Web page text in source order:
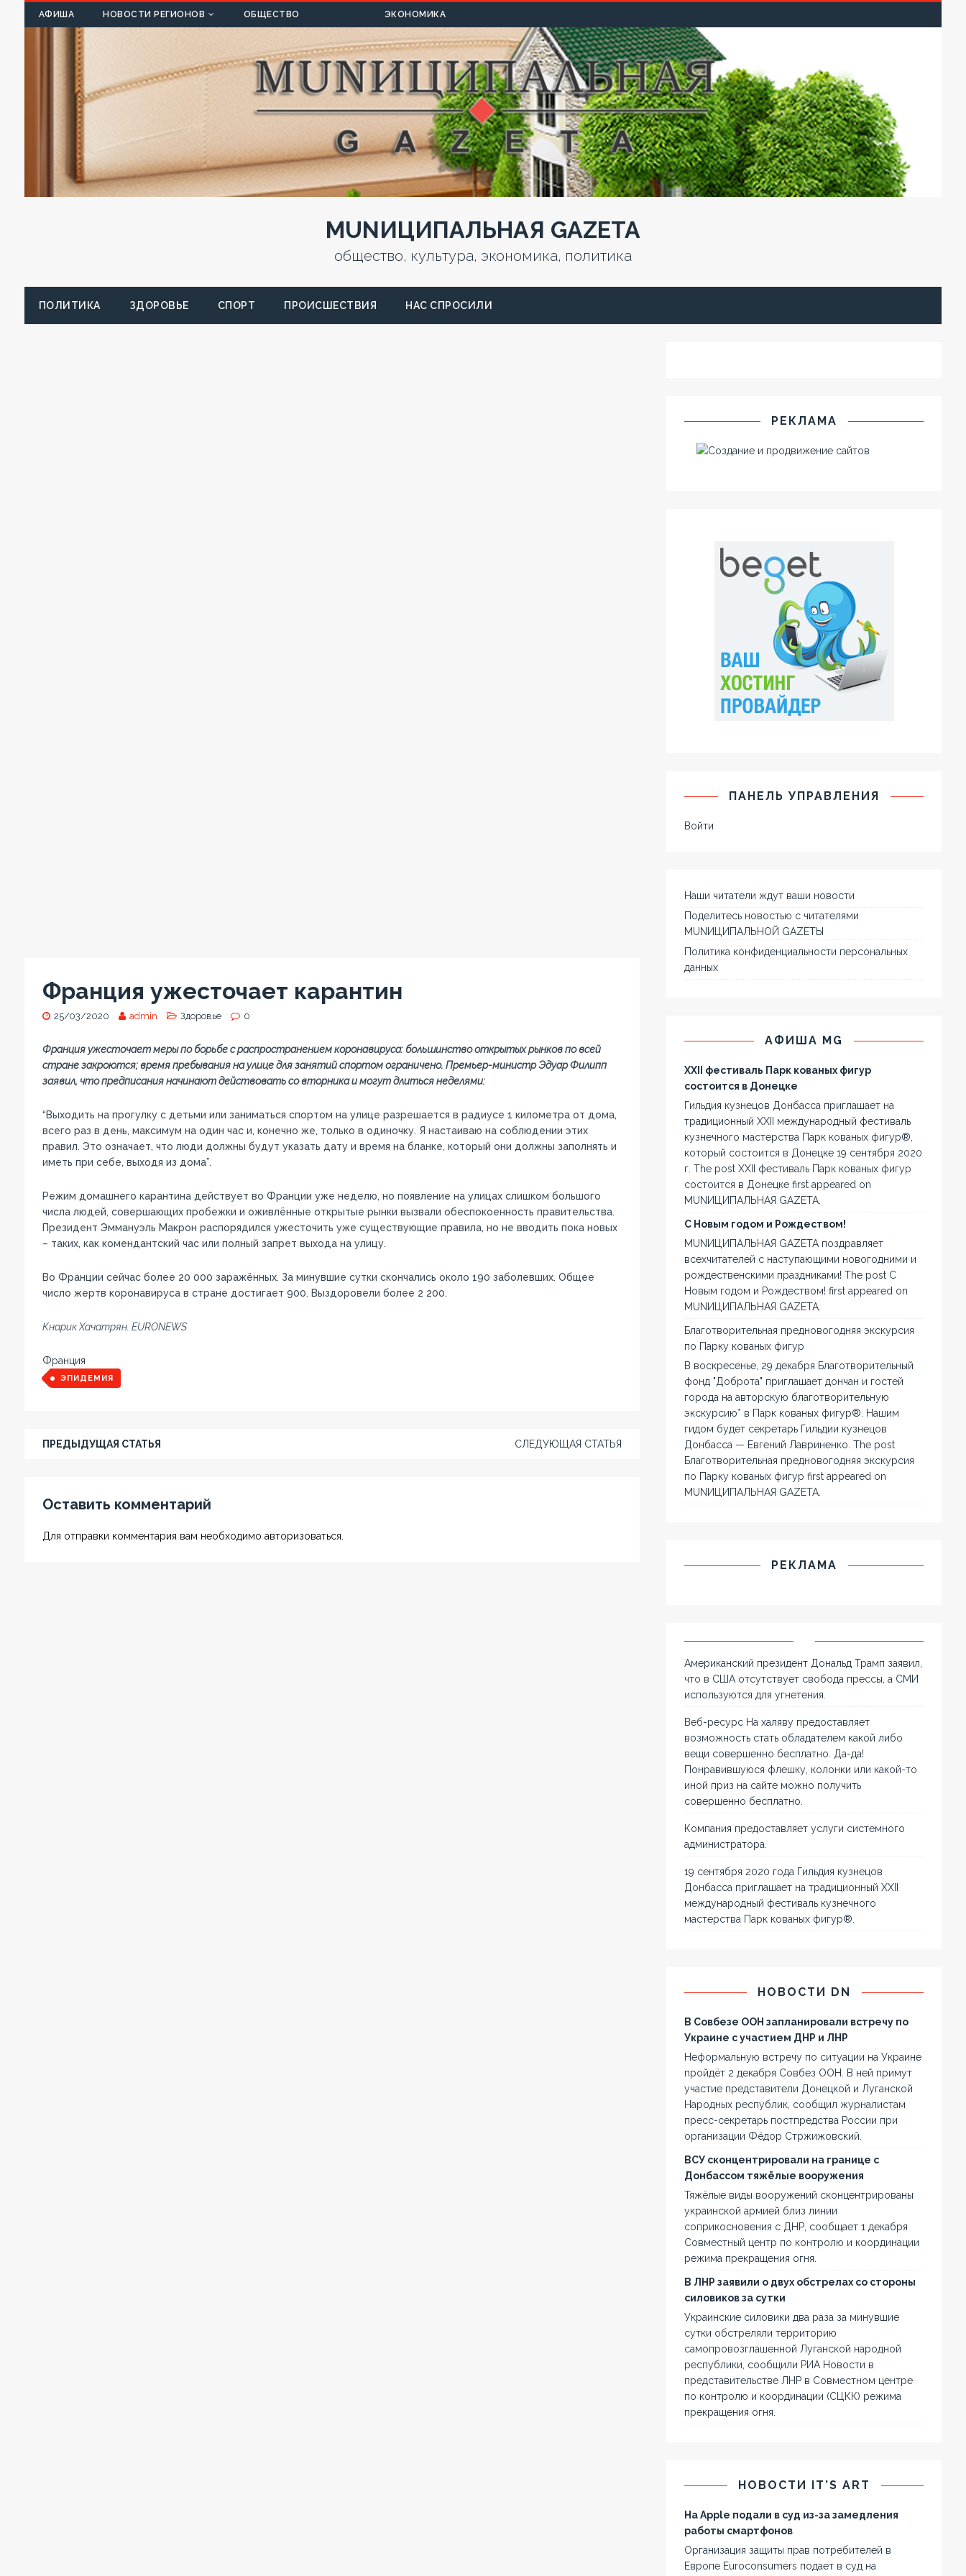
АФИША НОВОСТИ РЕГИОНОВ ОБЩЕСТВО ЭКОНОМИКА
MUNИЦИПАЛЬНАЯ GAZЕТА
общество, культура, экономика, политика
ПОЛИТИКА ЗДОРОВЬЕ СПОРТ ПРОИСШЕСТВИЯ НАС СПРОСИЛИ
Франция ужесточает карантин
25/03/2020 admin Здоровье 0
Франция ужесточает меры по борьбе с распространением коронавируса: большинство открытых рынков по всей
стране закроются; время пребывания на улице для занятий спортом ограничено. Премьер-министр Эдуар Филипп
заявил, что предписания начинают действовать со вторника и могут длиться неделями:
“Выходить на прогулку с детьми или заниматься спортом на улице разрешается в радиусе 1 километра от дома,
всего раз в день, максимум на один час и, конечно же, только в одиночку. Я настаиваю на соблюдении этих
правил. Это означает, что люди должны будут указать дату и время на бланке, который они должны заполнять и
иметь при себе, выходя из дома”.
Режим домашнего карантина действует во Франции уже неделю, но появление на улицах слишком большого
числа людей, совершающих пробежки и оживлённые открытые рынки вызвали обеспокоенность правительства.
Президент Эммануэль Макрон распорядился ужесточить уже существующие правила, но не вводить пока новых
– таких, как комендантский час или полный запрет выхода на улицу.
Во Франции сейчас более 20 000 заражённых. За минувшие сутки скончались около 190 заболевших. Общее
число жертв коронавируса в стране достигает 900. Выздоровели более 2 200.
Кнарик Хачатрян. EURONEWS
Франция
ЭПИДЕМИЯ
ПРЕДЫДУЩАЯ СТАТЬЯ СЛЕДУЮЩАЯ СТАТЬЯ
Оставить комментарий
Для отправки комментария вам необходимо авторизоваться.
РЕКЛАМА
ПАНЕЛЬ УПРАВЛЕНИЯ
Войти
Наши читатели ждут ваши новости
Поделитесь новостью с читателями
MUNИЦИПАЛЬНОЙ GAZЕТЫ
Политика конфиденциальности персональных
данных
АФИША MG
XXII фестиваль Парк кованых фигур
состоится в Донецке
Гильдия кузнецов Донбасса приглашает на
традиционный XXII международный фестиваль
кузнечного мастерства Парк кованых фигур®,
который состоится в Донецке 19 сентября 2020
г. The post XXII фестиваль Парк кованых фигур
состоится в Донецке first appeared on
MUNИЦИПАЛЬНАЯ GAZЕТА.
С Новым годом и Рождеством!
MUNИЦИПАЛЬНАЯ GAZЕТА поздравляет
всехчитателей с наступающими новогодними и
рождественскими праздниками! The post С
Новым годом и Рождеством! first appeared on
MUNИЦИПАЛЬНАЯ GAZЕТА.
Благотворительная предновогодняя экскурсия
по Парку кованых фигур
В воскресенье, 29 декабря Благотворительный
фонд "Доброта" приглашает дончан и гостей
города на авторскую благотворительную
экскурсию* в Парк кованых фигур®. Нашим
гидом будет секретарь Гильдии кузнецов
Донбасса — Евгений Лавриненко. The post
Благотворительная предновогодняя экскурсия
по Парку кованых фигур first appeared on
MUNИЦИПАЛЬНАЯ GAZЕТА.
РЕКЛАМА
Американский президент Дональд Трамп заявил,
что в США отсутствует свобода прессы, а СМИ
используются для угнетения.
Веб-ресурс На халяву предоставляет
возможность стать обладателем какой либо
вещи совершенно бесплатно. Да-да!
Понравившуюся флешку, колонки или какой-то
иной приз на сайте можно получить
совершенно бесплатно.
Компания предоставляет услуги системного
администратора.
19 сентября 2020 года Гильдия кузнецов
Донбасса приглашает на традиционный XXII
международный фестиваль кузнечного
мастерства Парк кованых фигур®.
НОВОСТИ DN
В Совбезе ООН запланировали встречу по
Украине с участием ДНР и ЛНР
Неформальную встречу по ситуации на Украине
пройдёт 2 декабря Совбез ООН. В ней примут
участие представители Донецкой и Луганской
Народных республик, сообщил журналистам
пресс-секретарь постпредства России при
организации Фёдор Стржижовский.
ВСУ сконцентрировали на границе с
Донбассом тяжёлые вооружения
Тяжёлые виды вооружений сконцентрированы
украинской армией близ линии
соприкосновения с ДНР, сообщает 1 декабря
Совместный центр по контролю и координации
режима прекращения огня.
В ЛНР заявили о двух обстрелах со стороны
силовиков за сутки
Украинские силовики два раза за минувшие
сутки обстреляли территорию
самопровозглашенной Луганской народной
республики, сообщили РИА Новости в
представительстве ЛНР в Совместном центре
по контролю и координации (СЦКК) режима
прекращения огня.
НОВОСТИ IT’S ART
На Apple подали в суд из-за замедления
работы смартфонов
Организация защиты прав потребителей в
Европе Euroconsumers подает в суд на